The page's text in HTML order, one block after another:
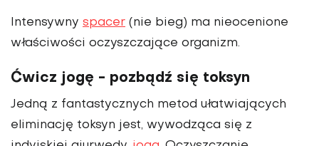
Intensywny spacer (nie bieg) ma nieocenione
właściwości oczyszczające organizm.
Ćwicz jogę - pozbądź się toksyn
Jedną z fantastycznych metod ułatwiających
eliminację toksyn jest, wywodząca się z